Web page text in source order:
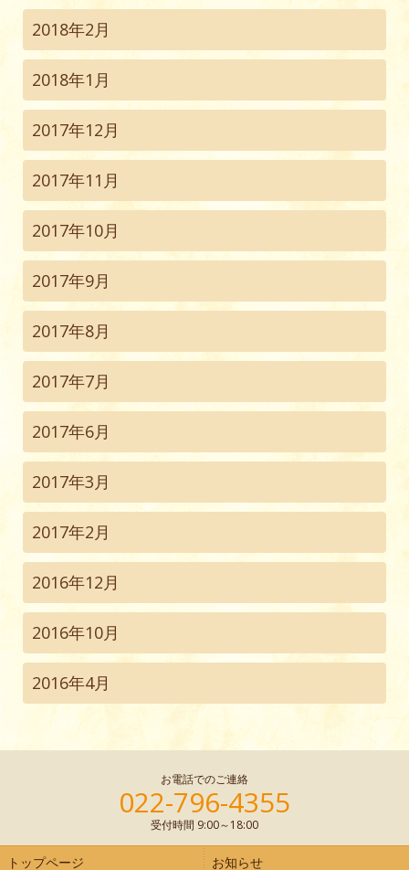
2018年2月
2018年1月
2017年12月
2017年11月
2017年10月
2017年9月
2017年8月
2017年7月
2017年6月
2017年3月
2017年2月
2016年12月
2016年10月
2016年4月
お電話でのご連絡
022-796-4355
受付時間 9:00～18:00
トップページ お知らせ